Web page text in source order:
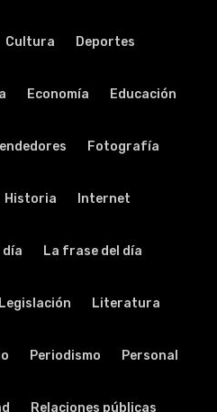
Cultura Deportes
Economía Educación
Fotografía
Historia Internet
La frase del día
Legislación Literatura
Periodismo Personal
Relaciones públicas